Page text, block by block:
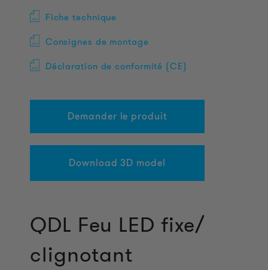
Fiche technique
Consignes de montage
Déclaration de conformité (CE)
Demander le produit
Download 3D model
QDL Feu LED fixe/
clignotant